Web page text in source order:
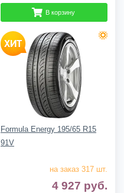
В корзину
Formula Energy 195/65 R15
91V
на заказ 317 шт.
4 927 руб.